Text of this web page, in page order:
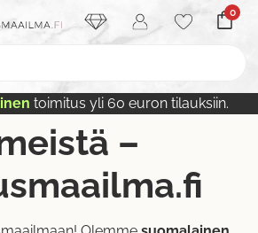
0
toimitus yli 60 euron tilauksiin.
–